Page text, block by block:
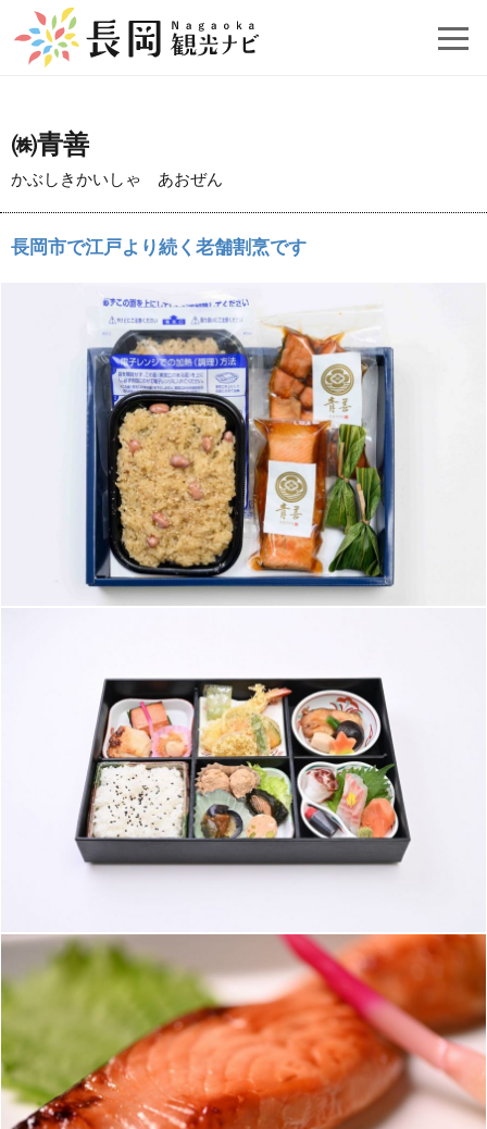
㈱青善
かぶしきかいしゃ あおぜん
長岡市で江戸より続く老舗割烹です